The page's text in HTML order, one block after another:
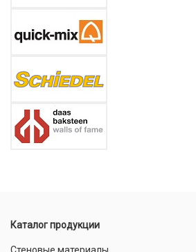
Каталог продукции